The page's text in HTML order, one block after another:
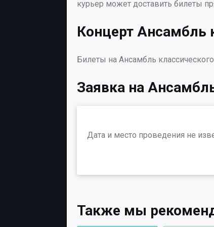
курьер может доставить билеты
Концерт Ансамбль
Билеты на Ансамбль
Заявка на
Дата и место проведения не
Также мы